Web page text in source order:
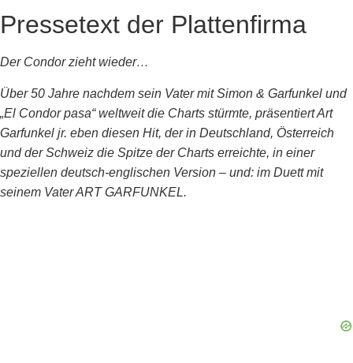
Pressetext der Plattenfirma
Der Condor zieht wieder…
Über 50 Jahre nachdem sein Vater mit Simon & Garfunkel und
„El Condor pasa“ weltweit die Charts stürmte, präsentiert Art
Garfunkel jr. eben diesen Hit, der in Deutschland, Österreich
und der Schweiz die Spitze der Charts erreichte, in einer
speziellen deutsch-englischen Version – und: im Duett mit
seinem Vater ART GARFUNKEL.